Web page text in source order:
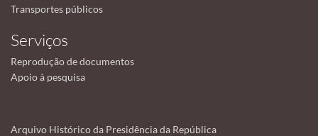
Transportes públicos
Serviços
Reprodução de documentos
Apoio à pesquisa
Arquivo Histórico da Presidência da República